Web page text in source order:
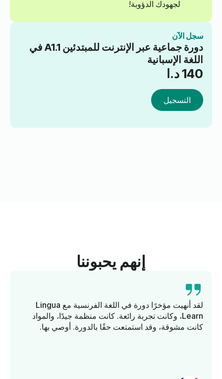
لجهودك الدؤوبة!
سجل الآن
دورة جماعية عبر الإنترنت للمبتدئين A1.1 في
اللغة الإسبانية
140د.ا
التسجيل
إنهم يحبوننا
لقد أنهيت مؤخرًا دورة في اللغة الفرنسية مع Lingua
Learn، وكانت تجربة رائعة. كانت منظمة جيدًا، والمواد
كانت مشوقة، وقد استمتعت حقًا بالدورة. أوصي بها.